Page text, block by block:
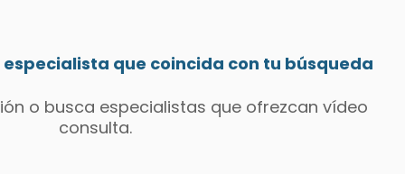
que coincida con tu búsqueda
o busca especialistas que ofrezcan vídeo
consulta.